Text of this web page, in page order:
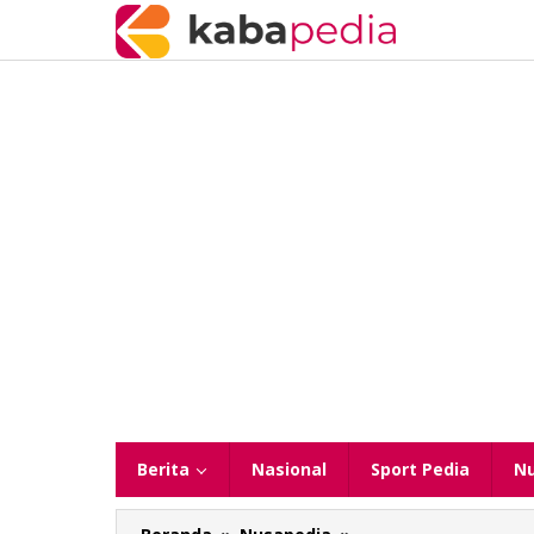
konten
Berita Nasional Sport Pedia